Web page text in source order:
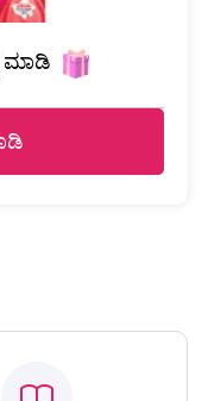
ಮಾಡಿ